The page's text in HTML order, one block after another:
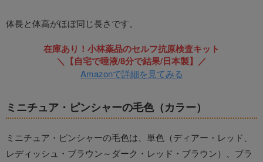
体長と体高がほぼ同じ長さです。
在庫あり！小林薬品のセルフ抗原検査キット
＼【自宅で唾液/8分で結果/日本製】／
Amazonで詳細を見てみる
ミニチュア・ピンシャーの毛色（カラー）
ミニチュア・ピンシャーの毛色は、単色（ディアー・レッド、
レディッシュ・ブラウン～ダーク・レッド・ブラウン）、ブラ